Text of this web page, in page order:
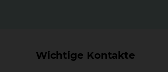
Wichtige Kontakte